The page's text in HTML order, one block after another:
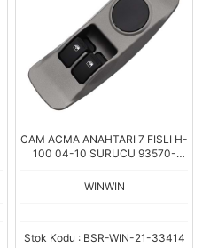
CAM ACMA ANAHTARI 7 FISLI H-
100 04-10 SURUCU 93570-
WINWIN
Stok Kodu : BSR-WIN-21-33414